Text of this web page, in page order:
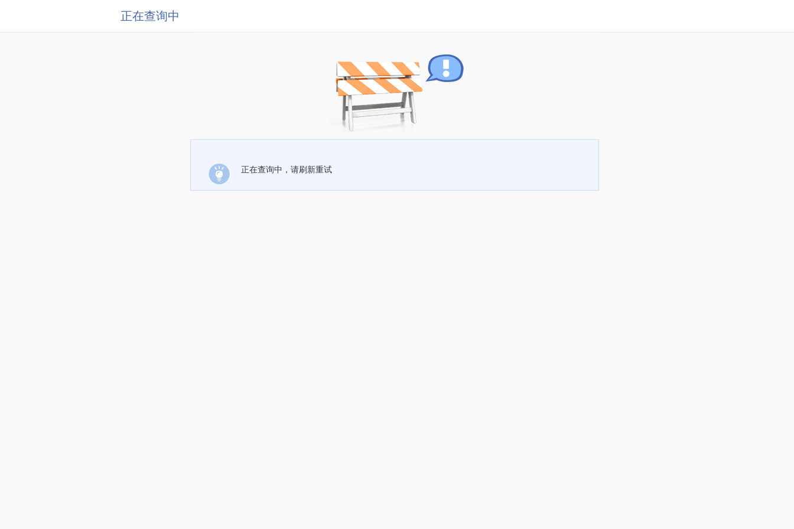
正在查询中
正在查询中，请刷新重试